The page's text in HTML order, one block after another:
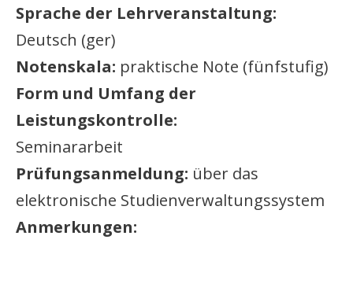
Sprache der Lehrveranstaltung:
Deutsch (ger)
Notenskala: praktische Note (fünfstufig)
Form und Umfang der
Leistungskontrolle:
Seminararbeit
Prüfungsanmeldung: über das
elektronische Studienverwaltungssystem
Anmerkungen: